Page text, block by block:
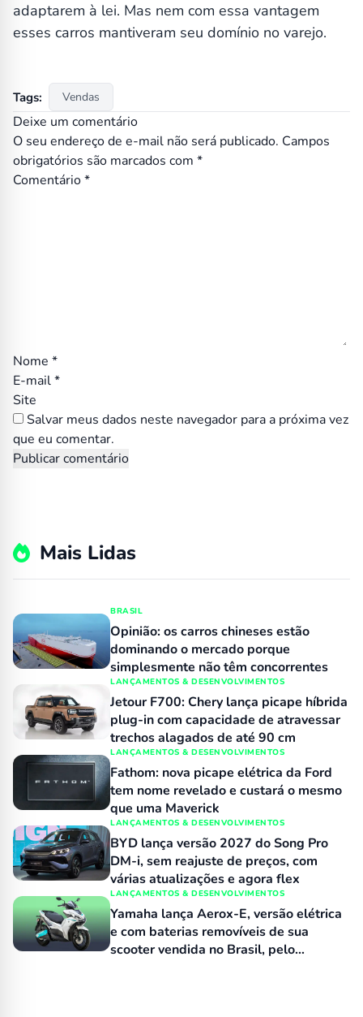
adaptarem à lei. Mas nem com essa vantagem
esses carros mantiveram seu domínio no varejo.
Tags: Vendas
Deixe um comentário
O seu endereço de e-mail não será publicado. Campos
obrigatórios são marcados com *
Comentário*
Nome *
E-mail*
Site
Salvar meus dados neste navegador para a próxima vez
que eu comentar.
Mais Lidas
BRASIL
Opinião: os carros chineses estão
dominando o mercado porque
simplesmente não têm concorrentes
LANÇAMENTOS & DESENVOLVIMENTOS
Jetour F700: Chery lança picape híbrida
plug-in com capacidade de atravessar
trechos alagados de até 90 cm
LANÇAMENTOS & DESENVOLVIMENTOS
Fathom: nova picape elétrica da Ford
tem nome revelado e custará o mesmo
que uma Maverick
LANÇAMENTOS & DESENVOLVIMENTOS
BYD lança versão 2027 do Song Pro
DM-i, sem reajuste de preços, com
várias atualizações e agora flex
LANÇAMENTOS & DESENVOLVIMENTOS
Yamaha lança Aerox-E, versão elétrica
e com baterias removíveis de sua
scooter vendida no Brasil, pelo